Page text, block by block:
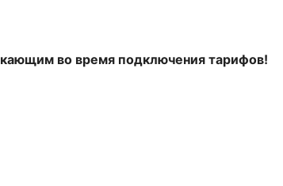
во время подключения тарифов!